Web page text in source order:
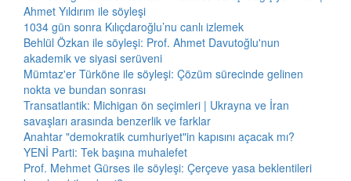
Ahmet Yıldırım ile söyleşi
1034 gün sonra Kılıçdaroğlu’nu canlı izlemek
Behlül Özkan ile söyleşi: Prof. Ahmet Davutoğlu'nun
akademik ve siyasi serüveni
Mümtaz'er Türköne ile söyleşi: Çözüm sürecinde gelinen
nokta ve bundan sonrası
Transatlantik: Michigan ön seçimleri | Ukrayna ve İran
savaşları arasında benzerlik ve farklar
Anahtar "demokratik cumhuriyet"in kapısını açacak mı?
YENİ Parti: Tek başına muhalefet
Prof. Mehmet Gürses ile söyleşi: Çerçeve yasa beklentileri